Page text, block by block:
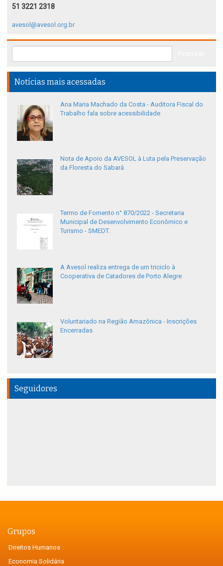
51 3221 2318
avesol@avesol.org.br
Notícias mais acessadas
Ana Maria Machado da Costa - Auditora Fiscal do
Trabalho fala sobre acessibilidade
Nota de Apoio da AVESOL à Luta pela Preservação
da Floresta do Sabará
Termo de Fomento n° 870/2022 - Secretaria
Municipal de Desenvolvimento Econômico e
Turismo - SMEDT.
A Avesol realiza entrega de um triciclo à
Cooperativa de Catadores de Porto Alegre
Voluntariado na Região Amazônica - Inscrições
Encerradas
Seguidores
Grupos
Direitos Humanos
Economia Solidária